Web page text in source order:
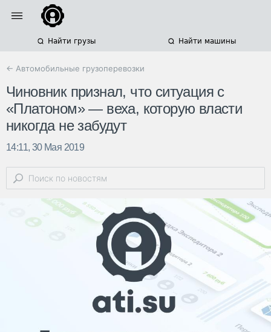
Найти грузы Найти машины
← Автомобильные грузоперевозки
Чиновник признал, что ситуация с
«Платоном» — веха, которую власти
никогда не забудут
14:11, 30 Мая 2019